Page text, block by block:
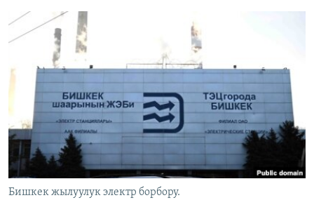
ДАНИСТЕ
ЭЖЕ-СИҢДИЛЕР
АЗАТТЫК+
ЫҢГАЙСЫЗ СУРООЛОР
Русский
ОНЛАЙН ШЕРИНЕ
ЭЕ/АРнун бардык сайттары
Бишкек жылуулук электр борбору.